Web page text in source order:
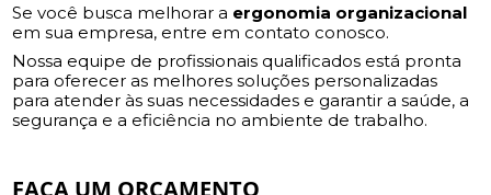
Se você busca melhorar a ergonomia organizacional
em sua empresa, entre em contato conosco.
Nossa equipe de profissionais qualificados está pronta
para oferecer as melhores soluções personalizadas
para atender às suas necessidades e garantir a saúde, a
segurança e a eficiência no ambiente de trabalho.
FAÇA UM ORÇAMENTO